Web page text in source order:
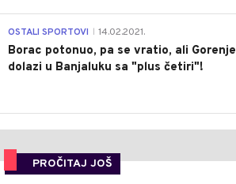
OSTALI SPORTOVI 14.02.2021.
Borac potonuo, pa se vratio, ali Gorenje
dolazi u Banjaluku sa "plus četiri"!
PROČITAJ JOŠ